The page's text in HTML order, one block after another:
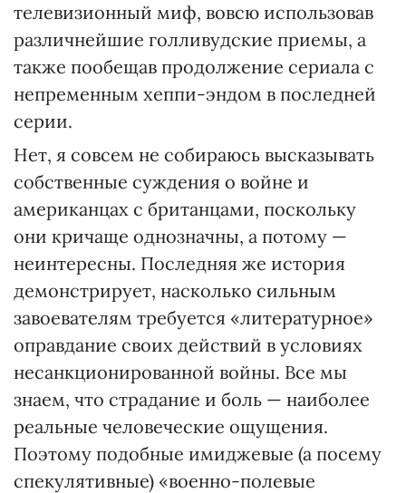
телевизионный миф, вовсю использовав
различнейшие голливудские приемы, а
также пообещав продолжение сериала с
непременным хеппи-эндом в последней
серии.
Нет, я совсем не собираюсь высказывать
собственные суждения о войне и
американцах с британцами, поскольку
они кричаще однозначны, а потому —
неинтересны. Последняя же история
демонстрирует, насколько сильным
завоевателям требуется «литературное»
оправдание своих действий в условиях
несанкционированной войны. Все мы
знаем, что страдание и боль — наиболее
реальные человеческие ощущения.
Поэтому подобные имиджевые (а посему
спекулятивные) «военно-полевые